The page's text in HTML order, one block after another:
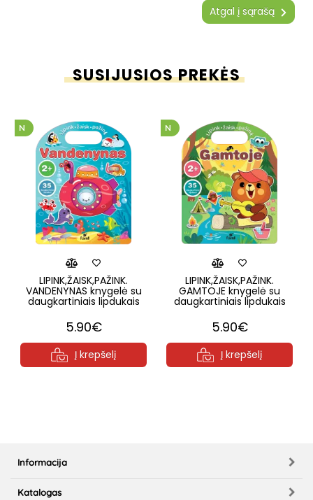
Atgal į sąrašą
SUSIJUSIOS PREKĖS
LIPINK,ŽAISK,PAŽINK.
VANDENYNAS knygelė su
daugkartiniais lipdukais
5.90€
Į krepšelį
LIPINK,ŽAISK,PAŽINK.
GAMTOJE knygelė su
daugkartiniais lipdukais
5.90€
Į krepšelį
Informacija
Katalogas